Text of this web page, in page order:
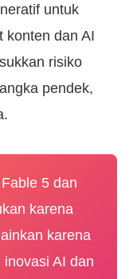
untuk
konten dan AI
risiko
pendek,
5 dan
karena
karena
AI dan